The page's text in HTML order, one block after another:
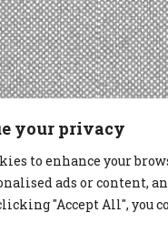
your privacy
to enhance your
ads or content,
"Accept All", you